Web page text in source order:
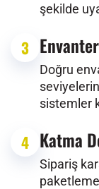
şekilde
3
Doğru
sistemler
4 Katma
Sipariş